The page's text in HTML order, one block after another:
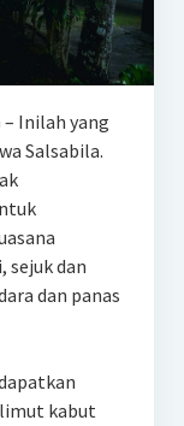
– Inilah yang
Salsabila.
sejuk dan
dan panas
kabut